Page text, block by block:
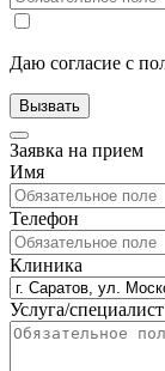
Даю согласие с
Заявка на прием
Имя
Телефон
Клиника
Услуга/специалист